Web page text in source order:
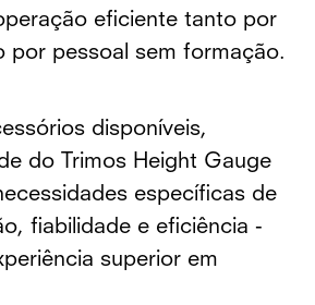
eficiente tanto por
por pessoal sem formação.
disponíveis,
do Trimos Height Gauge
específicas de
fiabilidade e eficiência -
superior em